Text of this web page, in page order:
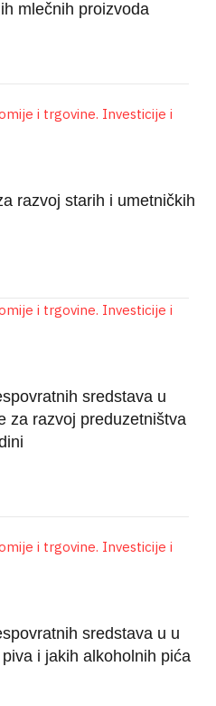
mlečnih proizvoda
razvoj starih i umetničkih
sredstava u
za razvoj preduzetništva
sredstava u u
i jakih alkoholnih pića